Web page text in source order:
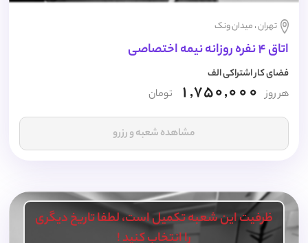
تهران ، میدان ونک
اتاق 4 نفره روزانه نیمه اختصاصی
فضای کار اشتراکی الف
هر روز 1,750,000 تومان
مشاهده شعبه و رزرو
ظرفیت این شعبه تکمیل است، لطفا تاریخ دیگری
را انتخاب کنید !